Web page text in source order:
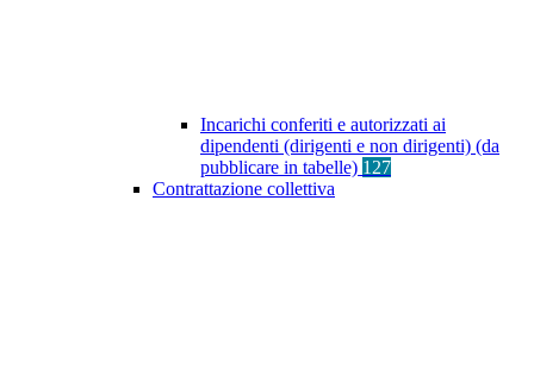
Incarichi conferiti e autorizzati ai
dipendenti (dirigenti e non dirigenti) (da
pubblicare in tabelle) 127
Contrattazione collettiva